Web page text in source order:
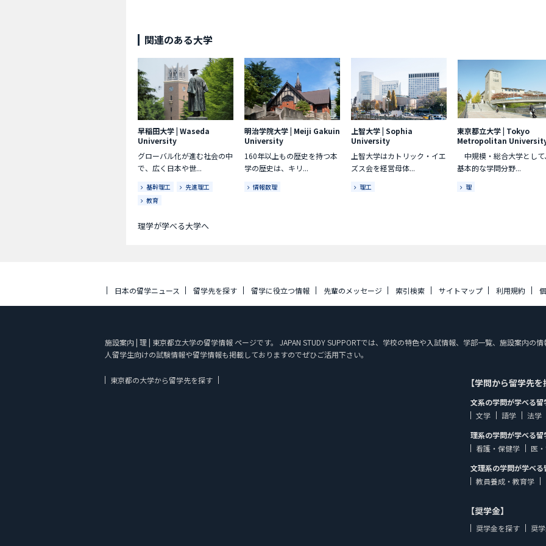
関連のある大学
早稲田大学| Waseda
University
グローバル化が進む社会の中
で、広く日本や世...
基幹理工
先進理工
教育
明治学院大学| Meiji Gakuin
University
160年以上もの歴史を持つ本
学の歴史は、キリ...
情報数理
上智大学| Sophia
University
上智大学はカトリック・イエ
ズス会を経営母体...
理工
東京都立大学| Tokyo
Metropolitan
中規模・総合大学として
基本的な学問分野...
理
理学が学べる大学へ
日本の留学ニュース 留学先を探す 留学に役立つ情報 先輩のメッセージ 索引検索 サイトマップ 利用規約
施設案内 | 理 | 東京都立大学の留学情報 ページです。 JAPAN STUDY SUPPORTでは、学校の特色や入試情報、学部一覧、施設案内の
人留学生向けの試験情報や留学情報も掲載しておりますのでぜひご活用下さい。
東京都の大学から留学先を探す 【学問から留学先
文系の学問が学べる留
文学
語学
法学
理系の学問が学べる留
看護・保健学
医
文理系の学問が学べ
教員養成・教育学
【奨学金】
奨学金を探す 奨